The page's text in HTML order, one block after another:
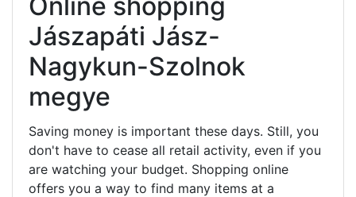
Jászapáti Jász-
Nagykun-Szolnok
megye
Saving money is important these days. Still, you
don't have to cease all retail activity, even if you
are watching your budget. Shopping online
offers you a way to find many items at a